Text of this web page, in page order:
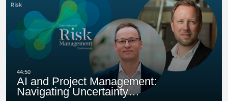
AI and Project Management:
Navigating Uncertainty…